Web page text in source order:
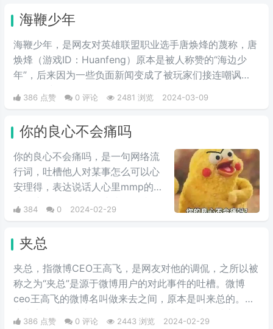
海鞭少年
海鞭少年，是网友对英雄联盟职业选手唐焕烽的蔑称，唐
焕烽（游戏ID：Huanfeng）原本是被人称赞的“海边少
年”，后来因为一些负面新闻变成了被玩家们接连嘲讽
386 点赞 0 评论 2481 浏览 2024-03-09
你的良心不会痛吗
你的良心不会痛吗，是一句网络流
行词，吐槽他人对某事怎么可以心
安理得，表达说话人心里mmp的心
会内疚吗，来源于热图鹦鹉兄弟表
情包，火于知乎，该词也被《咬文
嚼字》评为2017年度十大流行语之
一，现在多用于聊天中的表情包。
384 0 2024-02-29
夹总
夹总，指微博CEO王高飞，是网友对他的调侃，之所以被
称之为“夹总”是源于微博用户的对此事件的吐槽。微博
ceo王高飞的微博名叫做来去之间，原本是叫来总的。因
386 点赞 0 评论 2443 浏览 2024-02-29